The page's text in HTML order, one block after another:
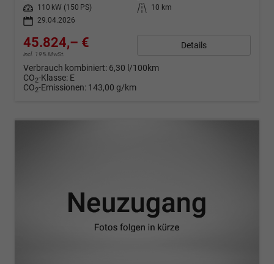
Leistung
110 kW (150 PS) Kilometerstand
10 km
29.04.2026
45.824,– €
incl. 19% MwSt.
Details
Verbrauch kombiniert: 6,30 l/100km
CO2-Klasse: E
CO2-Emissionen: 143,00 g/km